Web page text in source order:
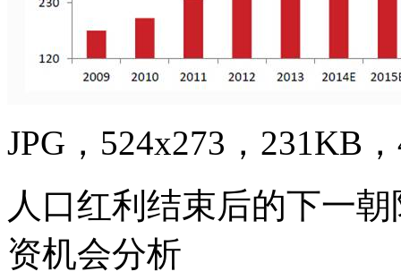
JPG，524x273，231KB
人口红利结束后的下一
资机会分析